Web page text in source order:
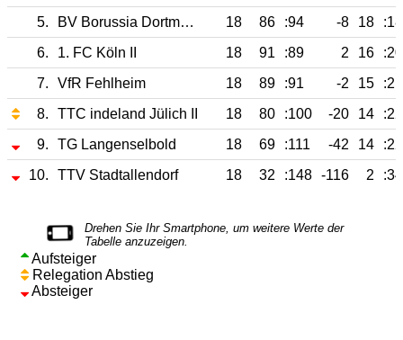
5.
BV Borussia Dortmund II 18 86 :94 -8 18
:18
6.
1. FC Köln II 18 91 :89 2 16
:20
7.
VfR Fehlheim 18 89 :91 -2 15
:21
8.
TTC indeland Jülich II 18 80 :100 -20 14
:22
9.
TG Langenselbold 18 69 :111 -42 14
:22
10.
TTV Stadtallendorf 18 32 :148 -116 2 :34
Aufsteiger
Relegation Abstieg
Absteiger